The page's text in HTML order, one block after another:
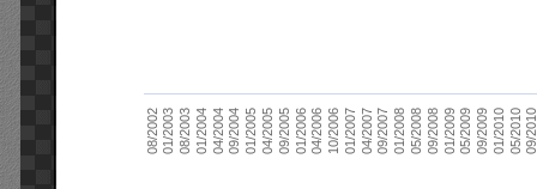
08/200201/200308/200301/200404/200409/200401/200504/200509/200501/200604/200610/200601/200704/200709/200701/200805/200809/200801/200905/200909/200901/201005/201009/